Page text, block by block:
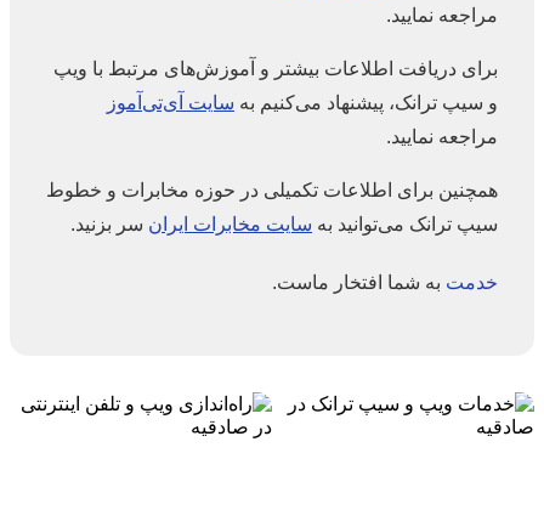
مراجعه نمایید.
برای دریافت اطلاعات بیشتر و آموزش‌های مرتبط با ویپ
و سیپ ترانک، پیشنهاد می‌کنیم به سایت آی‌تی‌آموز
مراجعه نمایید.
همچنین برای اطلاعات تکمیلی در حوزه مخابرات و خطوط
سیپ ترانک می‌توانید به سایت مخابرات ایرانسر بزنید.
خدمتبه شما افتخار ماست.